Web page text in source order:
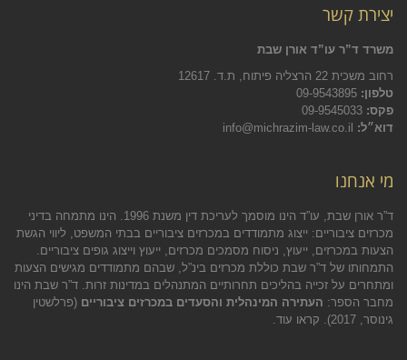
יצירת קשר
משרד ד”ר עו”ד אורן שבת
רחוב משכית 22 הרצליה פיתוח, ת.ד. 12617
טלפון:
פקס:
דוא״ל:
מי אנחנו
ד”ר אורן שבת, עו”ד הינו מוסמך לעריכת דין משנת 1996. הינו מתמחה בדיני
מכרזים ציבוריים: ייצוג מתמודדים במכרזים ציבוריים בבתי המשפט, ליווי הגשת
הצעות במכרזים, ייעוץ, ניסוח מסמכים מכרזים, ייעוץ וייצוג גופים ציבוריים.
התמחותו של ד”ר שבת כוללת מכרזים בינ”ל, שבהם מתמודדים מגישים הצעות
ומתחרים על זכייה בהליכים תחרותיים המתנהלים במדינות זרות. ד”ר שבת הינו
מחבר הספר: העתירה המינהלית והסעדים במכרזים ציבוריים (פרלשטין
גינוסר, 2017).
קראו עוד.